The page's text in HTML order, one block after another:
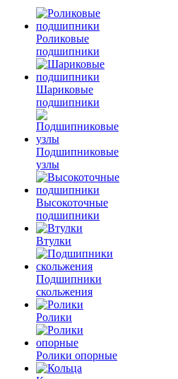
Роликовые
подшипники
Шариковые
подшипники
Подшипниковые
узлы
Высокоточные
подшипники
Втулки
Подшипники
скольжения
Ролики
Ролики опорные